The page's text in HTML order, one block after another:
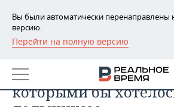
Вы были автоматически
версию.
Перейти на полную версию
РЕГИОНЫ
БАШКОРТОСТАН
ТАТАРСТАН
НОВОСТИ
АНАЛИТИКА
решаются не теми
которыми бы